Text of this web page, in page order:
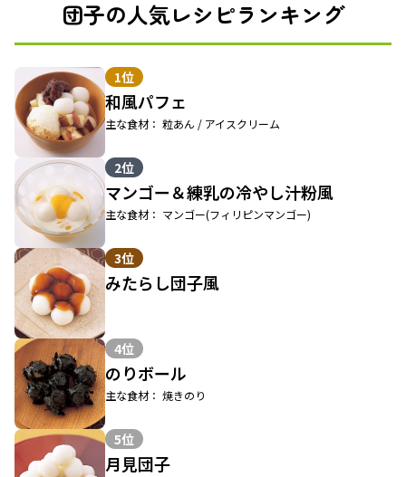
団子の人気レシピランキング
1位
和風パフェ
主な食材： 粒あん / アイスクリーム
2位
マンゴー＆練乳の冷やし汁粉風
主な食材： マンゴー(フィリピンマンゴー)
3位
みたらし団子風
4位
のりボール
主な食材： 焼きのり
5位
月見団子